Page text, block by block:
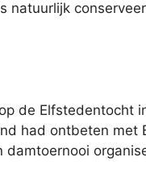
natuurlijk
de Elfstedentocht
had ontbeten met
damtoernooi